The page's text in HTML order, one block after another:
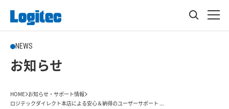
NEWS
お知らせ
HOME お知らせ・サポート情報
ロジテックダイレクト本店による安心＆納得のユーザーサポート ...